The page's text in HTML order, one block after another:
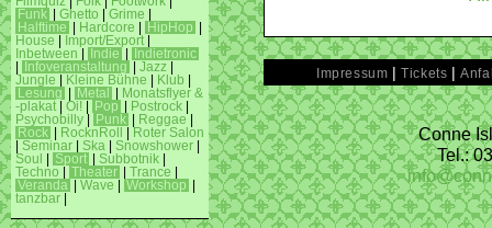
Funk
Ghetto Grime
Halftime
Hardcore HipHop
House
Import/Export
Inbetween
Indie
Indietronic
Infoveranstaltung Jazz
Jungle
Kleine Bühne Klub
Lesung
Metal
Monatsflyer &
-plakat
Oi! Pop Postrock
Psychobilly
Punk Reggae
Rock
RocknRoll
Roter Salon
Seminar Ska Snowshower
Soul
Sport Subbotnik
Techno
Theater Trance
Veranda
Wave Workshop
tanzbar
Impressum |Tickets |
Conne
Tel.: